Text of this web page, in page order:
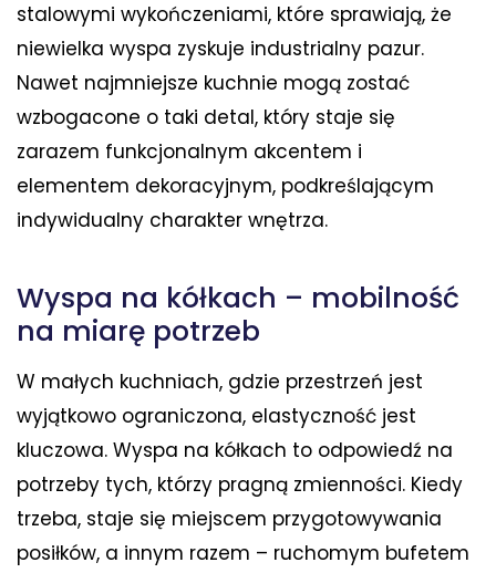
stalowymi wykończeniami, które sprawiają, że
niewielka wyspa zyskuje industrialny pazur.
Nawet najmniejsze kuchnie mogą zostać
wzbogacone o taki detal, który staje się
zarazem funkcjonalnym akcentem i
elementem dekoracyjnym, podkreślającym
indywidualny charakter wnętrza.
Wyspa na kółkach – mobilność
na miarę potrzeb
W małych kuchniach, gdzie przestrzeń jest
wyjątkowo ograniczona, elastyczność jest
kluczowa. Wyspa na kółkach to odpowiedź na
potrzeby tych, którzy pragną zmienności. Kiedy
trzeba, staje się miejscem przygotowywania
posiłków, a innym razem – ruchomym bufetem